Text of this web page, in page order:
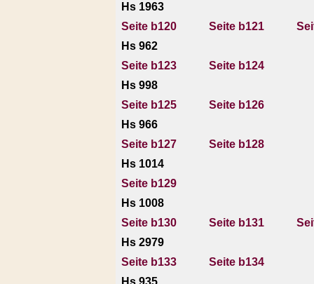
Hs 1963
Seite b120
Seite b121
Hs 962
Seite b123
Seite b124
Hs 998
Seite b125
Seite b126
Hs 966
Seite b127
Seite b128
Hs 1014
Seite b129
Hs 1008
Seite b130
Seite b131
Hs 2979
Seite b133
Seite b134
Hs 935